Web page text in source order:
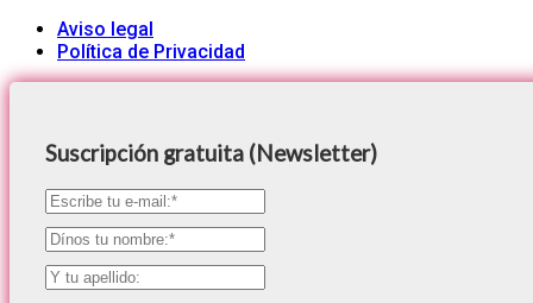
Aviso legal
Política de Privacidad
Suscripción gratuita (Newsletter)